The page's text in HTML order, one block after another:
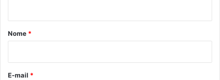
r
*
Nome *
E-mail *